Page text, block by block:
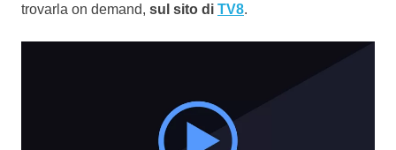
trovarla on demand, sul sito di TV8.